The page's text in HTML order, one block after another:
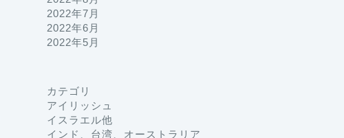
2022年7月
2022年6月
2022年5月
カテゴリ
アイリッシュ
イスラエル他
インド、台湾、オーストラリア